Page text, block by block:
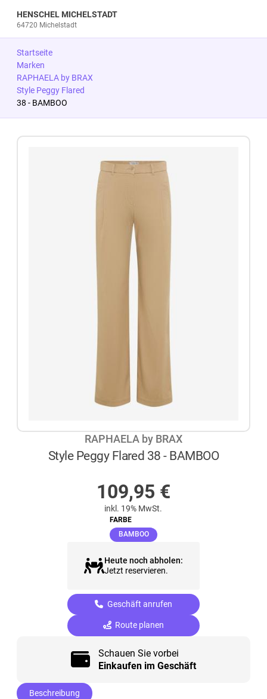
HENSCHEL MICHELSTADT
64720 Michelstadt
Startseite
Marken
RAPHAELA by BRAX
Style Peggy Flared
38 - BAMBOO
RAPHAELA by BRAX
Style Peggy Flared 38 - BAMBOO
109,95 €
inkl. 19% MwSt.
FARBE
BAMBOO(ausgewählt)
Heute noch abholen:
Jetzt reservieren.
Geschäft anrufen
Route planen
Schauen Sie vorbei
Einkaufen im Geschäft
Beschreibung